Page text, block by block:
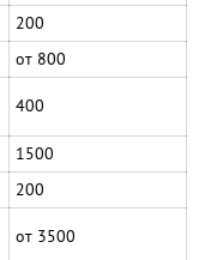
200
от 800
400
1500
200
от 3500